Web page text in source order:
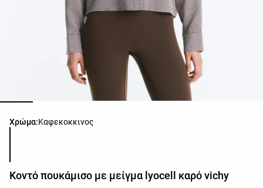
Χρώμα:Καφεκοκκινος
Λίστα χρωμάτων προϊόντος
Κοντό πουκάμισο με μείγμα lyocell καρό vichy